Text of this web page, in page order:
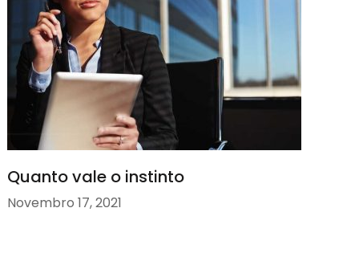
Quanto vale o instinto
Novembro 17, 2021